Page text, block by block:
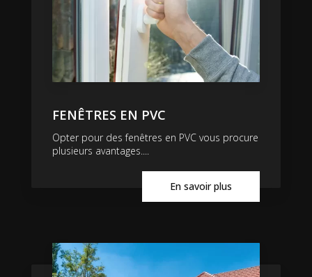
FENÊTRES EN PVC
Opter pour des fenêtres en PVC vous procure
plusieurs avantages....
En savoir plus